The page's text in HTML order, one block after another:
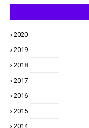
2020
2019
2018
2017
2016
2015
2014